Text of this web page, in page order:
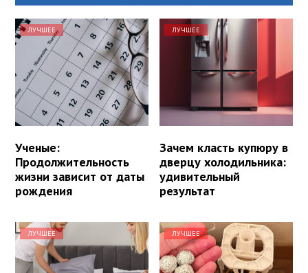
ЛУЧШЕЕ
Ученые:
Продолжительность
жизни зависит от даты
рождения
ЛУЧШЕЕ
Зачем класть купюру в
дверцу холодильника:
удивительный
результат
ЛУЧШЕЕ ЛУЧШЕЕ